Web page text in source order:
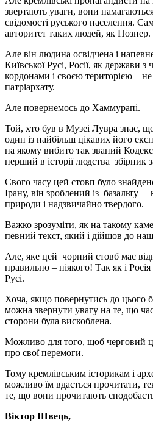
звертають уваги, вони
свідомості руського населення.
авторитет таких людей, як Познер.
Але він людина освідчена і
Київської Русі, Росії, як держави з
кордонами і своєю територією – не
патріархату.
Але повернемось до Хаммурапі.
Той, хто був в Музеі Лувра знає,
один із найбільш цікавих його
на якому вибито так званий
перший в історії людства збірник
Свого часу цей стовп було
Ірану, він зроблений із базальту
природи і надзвичайно твердого.
Важко зрозуміти, як на такому
певний текст, який і дійшов до
Але, яке цей чорний стовб має
правильно – ніякого! Так як і
Русі.
Хоча, якщо повернутись до цього
можна звернути увагу на те, що
сторони була вискоблена.
Можливо для того, щоб черговий
про свої перемоги.
Тому кремлівським історикам і
можливо їм вдасться прочитати,
те, що вони прочитають
Віктор Швець,